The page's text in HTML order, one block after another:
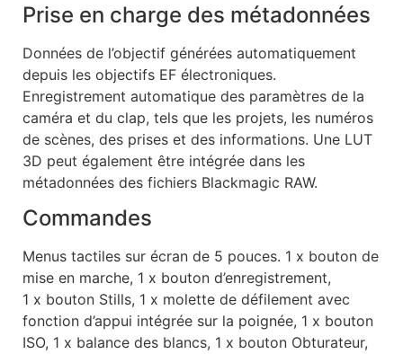
Prise en charge des métadonnées
Données de l’objectif générées automatiquement
depuis les objectifs EF électroniques.
Enregistrement automatique des paramètres de la
caméra et du clap, tels que les projets, les numéros
de scènes, des prises et des informations. Une LUT
3D peut également être intégrée dans les
métadonnées des fichiers Blackmagic RAW.
Commandes
Menus tactiles sur écran de 5 pouces. 1 x bouton de
mise en marche, 1 x bouton d’enregistrement,
1 x bouton Stills, 1 x molette de défilement avec
fonction d’appui intégrée sur la poignée, 1 x bouton
ISO, 1 x balance des blancs, 1 x bouton Obturateur,